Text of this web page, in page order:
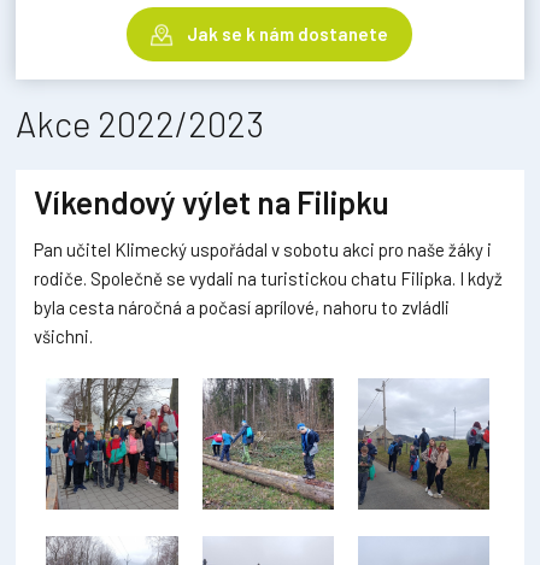
Jak se k nám dostanete
Akce 2022/2023
Víkendový výlet na Filipku
Pan učitel Klimecký uspořádal v sobotu akci pro naše žáky i
rodiče. Společně se vydali na turistickou chatu Filipka. I když
byla cesta náročná a počasí aprílové, nahoru to zvládli
všichni.